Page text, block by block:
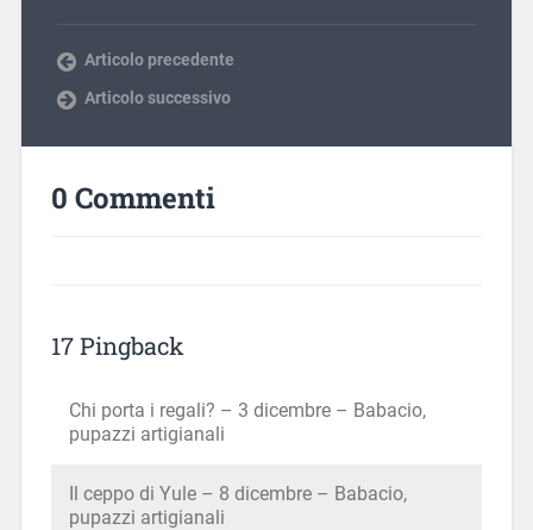
Articolo precedente
Articolo successivo
0 Commenti
17 Pingback
Chi porta i regali? – 3 dicembre – Babacio,
pupazzi artigianali
Il ceppo di Yule – 8 dicembre – Babacio,
pupazzi artigianali